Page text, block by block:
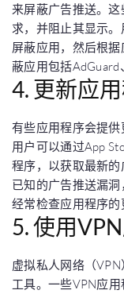
来屏蔽广告推送。
求，并阻止其显示
屏蔽应用，然后根
蔽应用包括AdGuard
4. 更新应
有些应用程序会提供
用户可以通过App
程序，以获取最新
已知的广告推送漏
经常检查应用程序的
5. 使用
虚拟私人网络（
工具。一些VPN应